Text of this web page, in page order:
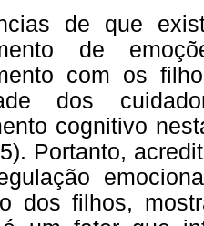
de que
de
com os
dos
cognitivo
Portanto,
dos filhos,